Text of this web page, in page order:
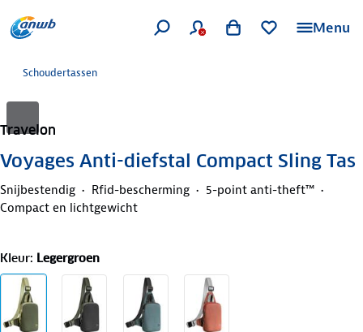
Menu
Schoudertassen
Travelon
Voyages Anti-diefstal Compact Sling Tas
Snijbestendig Rfid-bescherming
5-point anti-theft™
Compact en lichtgewicht
Kleur: Legergroen